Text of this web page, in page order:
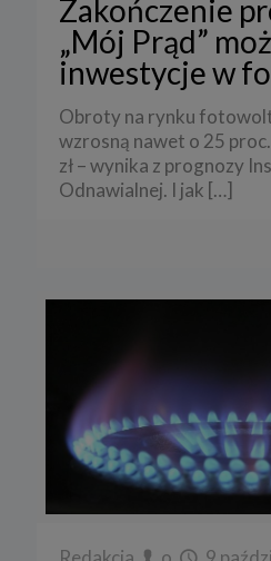
Zakończenie
„Mój Prąd”
inwestycje w
Obroty na rynku
wzrosną nawet o 25
zł – wynika z prognozy
Odnawialnej. I jak […]